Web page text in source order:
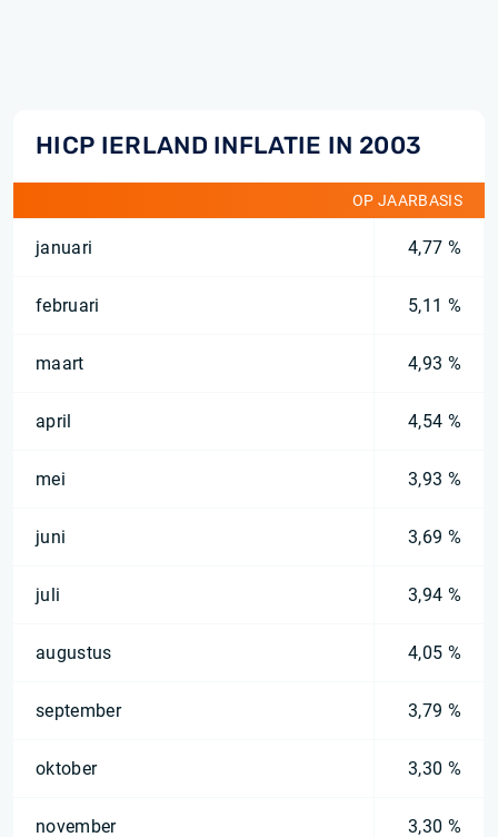
HICP IERLAND INFLATIE IN 2003
OP JAARBASIS
januari 4,77 %
februari 5,11 %
maart 4,93 %
april 4,54 %
mei 3,93 %
juni 3,69 %
juli 3,94 %
augustus 4,05 %
september 3,79 %
oktober 3,30 %
november 3,30 %